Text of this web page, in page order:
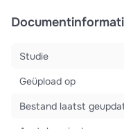
Studie
Geüpload op
Bestand laatst